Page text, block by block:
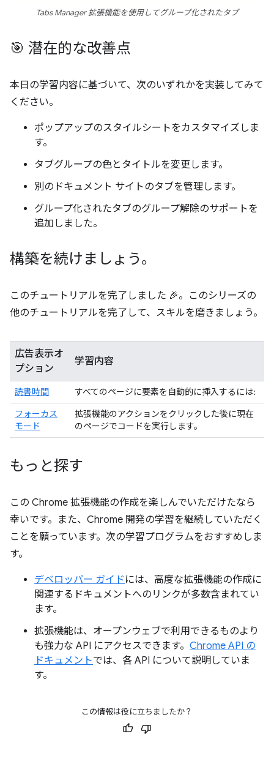
Tabs Manager 拡張機能を使用してグループ化されたタブ
🎯 潜在的な改善点
本日の学習内容に基づいて、次のいずれかを実装してみて
ください。
ポップアップのスタイルシートをカスタマイズしま
す。
タブグループの色とタイトルを変更します。
別のドキュメント サイトのタブを管理します。
グループ化されたタブのグループ解除のサポートを
追加しました。
構築を続けましょう。
このチュートリアルを完了しました 🎉。このシリーズの
他のチュートリアルを完了して、スキルを磨きましょう。
広告表示オ
プション
学習内容
読書時間
すべてのページに要素を自動的に挿入するには:
フォーカス
モード
拡張機能のアクションをクリックした後に現在
のページでコードを実行します。
もっと探す
この Chrome 拡張機能の作成を楽しんでいただけたなら
幸いです。また、Chrome 開発の学習を継続していただく
ことを願っています。次の学習プログラムをおすすめしま
す。
デベロッパー ガイド には、高度な拡張機能の作成に
関連するドキュメントへのリンクが多数含まれてい
ます。
拡張機能は、オープンウェブで利用できるものより
も強力な API にアクセスできます。 Chrome API の
ドキュメントでは、各 API について説明していま
す。
この情報は役に立ちましたか？